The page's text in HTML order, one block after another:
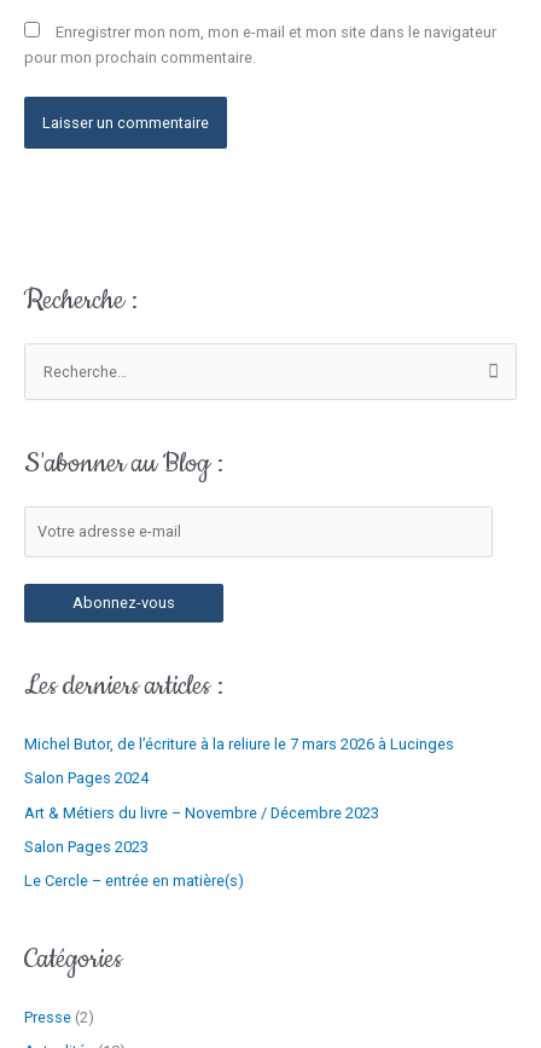
Enregistrer mon nom, mon e-mail et mon site dans le navigateur
pour mon prochain commentaire.
Recherche :
h
c
h
e
S'abonner au Blog :
V
d
r
e
-
a
i
Abonnez-vous
Les derniers articles :
Michel Butor, de l’écriture à la reliure le 7 mars 2026 à Lucinges
Salon Pages 2024
Art & Métiers du livre – Novembre / Décembre 2023
Salon Pages 2023
Le Cercle – entrée en matière(s)
Catégories
Presse (2)